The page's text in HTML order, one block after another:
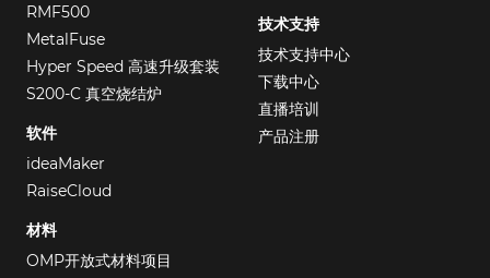
RMF500
MetalFuse
Hyper Speed 高速升级套装
S200-C 真空烧结炉
软件
ideaMaker
RaiseCloud
材料
OMP开放式材料项目
技术支持
技术支持中心
下载中心
直播培训
产品注册